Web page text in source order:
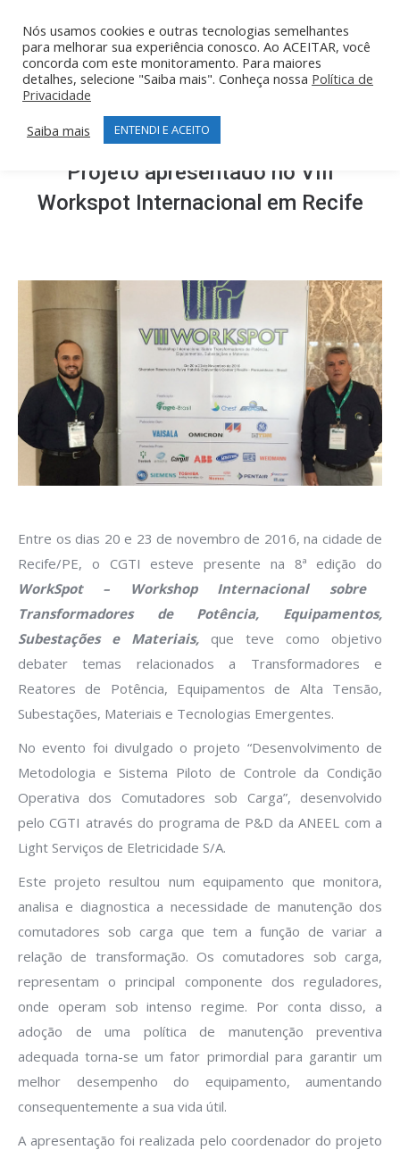
Projeto apresentado no VIII
Workspot Internacional em Recife
Entre os dias 20 e 23 de novembro de 2016, na cidade de
Recife/PE, o CGTI esteve presente na 8ª edição do
WorkSpot – Workshop Internacional sobre
Transformadores de Potência, Equipamentos,
Subestações e Materiais, que teve como objetivo
debater temas relacionados a Transformadores e
Reatores de Potência, Equipamentos de Alta Tensão,
Subestações, Materiais e Tecnologias Emergentes.
No evento foi divulgado o projeto “Desenvolvimento de
Metodologia e Sistema Piloto de Controle da Condição
Operativa dos Comutadores sob Carga”, desenvolvido
pelo CGTI através do programa de P&D da ANEEL com a
Light Serviços de Eletricidade S/A.
Este projeto resultou num equipamento que monitora,
analisa e diagnostica a necessidade de manutenção dos
comutadores sob carga que tem a função de variar a
relação de transformação. Os comutadores sob carga,
representam o principal componente dos reguladores,
onde operam sob intenso regime. Por conta disso, a
adoção de uma política de manutenção preventiva
adequada torna-se um fator primordial para garantir um
melhor desempenho do equipamento, aumentando
consequentemente a sua vida útil.
A apresentação foi realizada pelo coordenador do projeto
Nós usamos cookies e outras tecnologias semelhantes
para melhorar sua experiência conosco. Ao ACEITAR, você
concorda com este monitoramento. Para maiores
detalhes, selecione "Saiba mais". Conheça nossa Política de
Privacidade
Saiba mais
ENTENDI E ACEITO